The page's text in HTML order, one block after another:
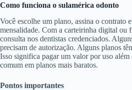
Como funciona o sulamérica odonto
Você escolhe um plano, assina o contrato
mensalidade. Com a carteirinha digital ou
consulta nos dentistas credenciados.
precisam de autorização. Alguns planos
Isso significa pagar um valor por uso além
comum em planos mais baratos.
Pontos importantes